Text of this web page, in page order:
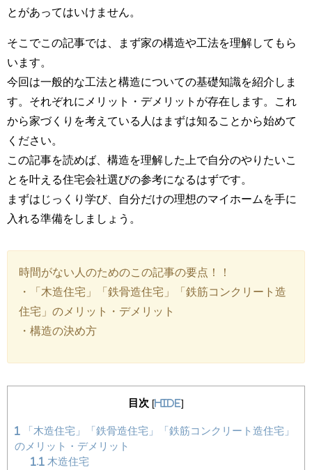
とがあってはいけません。
そこでこの記事では、まず家の構造や工法を理解してもら
います。
今回は一般的な工法と構造についての基礎知識を紹介しま
す。それぞれにメリット・デメリットが存在します。これ
から家づくりを考えている人はまずは知ることから始めて
ください。
この記事を読めば、構造を理解した上で自分のやりたいこ
とを叶える住宅会社選びの参考になるはずです。
まずはじっくり学び、自分だけの理想のマイホームを手に
入れる準備をしましょう。
時間がない人のためのこの記事の要点！！
・「木造住宅」「鉄骨造住宅」「鉄筋コンクリート造
住宅」のメリット・デメリット
・構造の決め方
目次 [hide]
1
「木造住宅」「鉄骨造住宅」「鉄筋コンクリート造住宅」
のメリット・デメリット
1.1 木造住宅